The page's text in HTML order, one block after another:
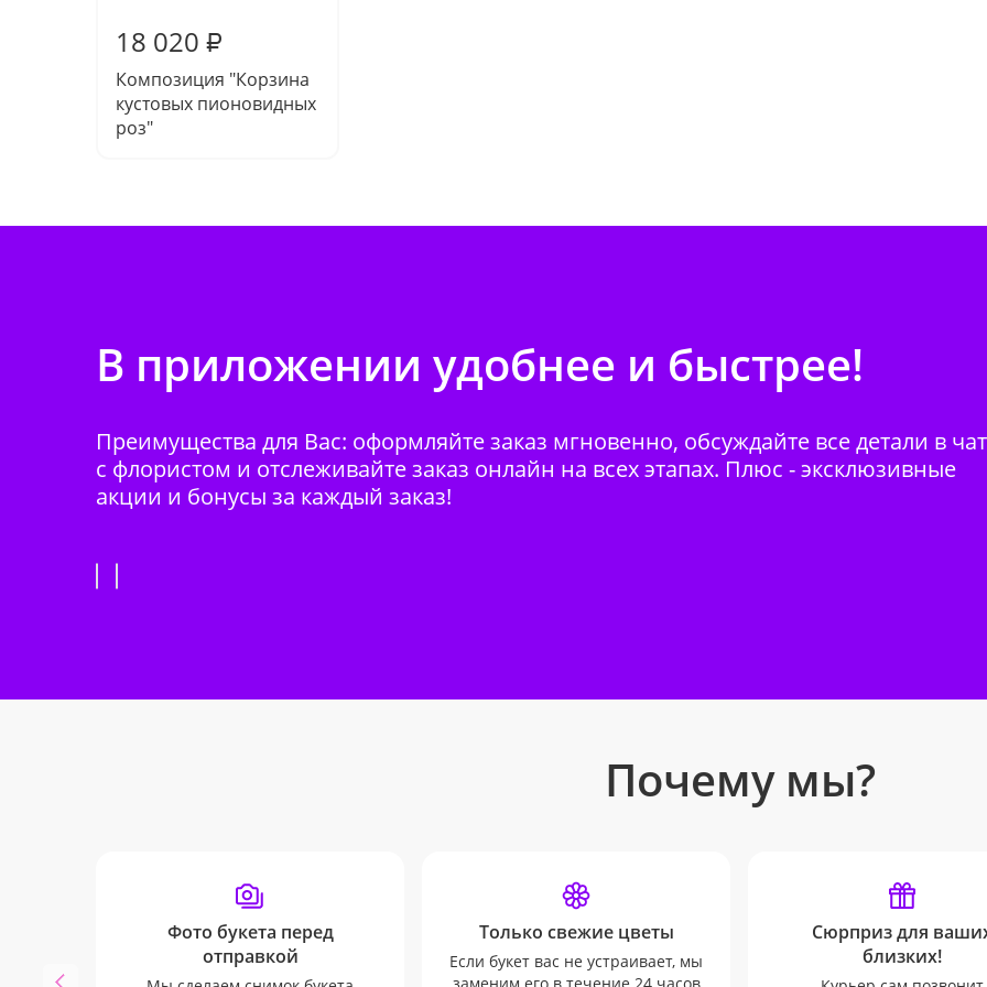
18 020 ₽
Композиция "Корзина
кустовых пионовидных
роз"
В приложении удобнее и быстрее!
Преимущества для Вас: оформляйте заказ мгновенно, обсуждайте все детали в
с флористом и отслеживайте заказ онлайн на всех этапах. Плюс - эксклюзивные
акции и бонусы за каждый заказ!
Почему мы?
Фото букета перед
отправкой
Только свежие цветы
Если букет вас не устраивает, мы
Сюрприз для
близких!